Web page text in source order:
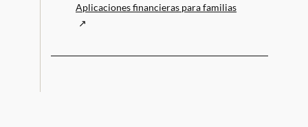
Aplicaciones financieras para familias